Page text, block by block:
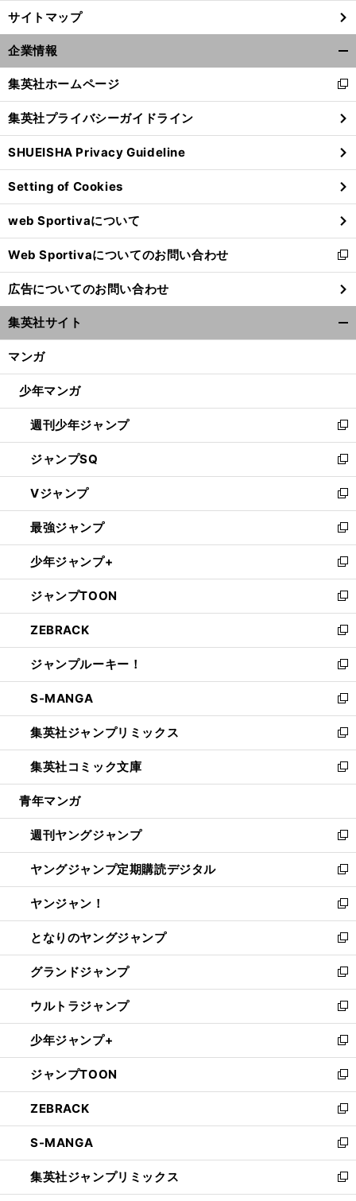
前
へ
サイトマップ
企業情報
閉
る
集英社ホームページ
新
し
い
ウ
ィ
ン
ド
ウ
で
開
く
集英社プライバシーガイドライン
SHUEISHA Privacy Guideline
Setting of Cookies
web Sportivaについて
Web Sportivaについてのお問い合わせ
新
し
い
ウ
ィ
ン
ウ
開
く
広告についてのお問い合わせ
集英社サイト
マンガ
少年マンガ
週刊少年ジャンプ
新
し
い
ウ
ィ
ン
ド
ウ
で
開
く
ジャンプSQ
新
し
い
ウ
ィ
ン
ド
ウ
で
開
く
Vジャンプ
新
し
い
ウ
ィ
ン
ド
ウ
で
開
く
最強ジャンプ
新
し
い
ウ
ィ
ン
ド
ウ
で
開
く
少年ジャンプ+
新
し
い
ウ
ィ
ン
ド
ウ
で
開
く
ジャンプTOON
新
し
い
ウ
ィ
ン
ド
ウ
で
開
く
ZEBRACK
新
し
い
ウ
ィ
ン
ド
ウ
で
開
ジャンプルーキー！
新
し
い
ウ
ィ
ン
ド
ウ
開
く
S-MANGA
新
し
い
ウ
ィ
ン
ウ
で
開
く
集英社ジャンプリミックス
新
し
い
ウ
ン
ド
ウ
で
開
く
集英社コミック文庫
新
し
ウ
ィ
ン
ド
ウ
で
開
く
青年マンガ
週刊ヤングジャンプ
新
し
い
ウ
ィ
ン
ド
ウ
で
開
く
ヤングジャンプ定期購読デジタル
新
し
い
ウ
ィ
ン
ド
ウ
で
開
く
ヤンジャン！
新
し
い
ウ
ィ
ン
ド
ウ
で
開
く
となりのヤングジャンプ
新
し
い
ウ
ィ
ン
ド
ウ
で
開
く
グランドジャンプ
新
し
い
ウ
ィ
ン
ド
ウ
で
開
く
ウルトラジャンプ
新
し
い
ウ
ィ
ン
ド
ウ
で
開
く
少年ジャンプ+
新
し
い
ウ
ィ
ン
ド
ウ
で
開
ジャンプTOON
新
し
い
ウ
ィ
ン
ド
ウ
ZEBRACK
新
し
い
ウ
ィ
ン
S-MANGA
新
し
い
ウ
集英社ジャンプリミックス
新
し